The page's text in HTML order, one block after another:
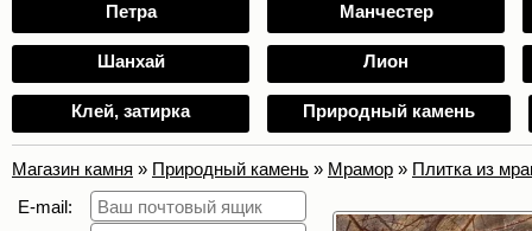
Петра Манчестер
Шанхай Лион
Клей, затирка Природный камень
Магазин камня » Природный камень » Мрамор » Плитка из
E-mail: